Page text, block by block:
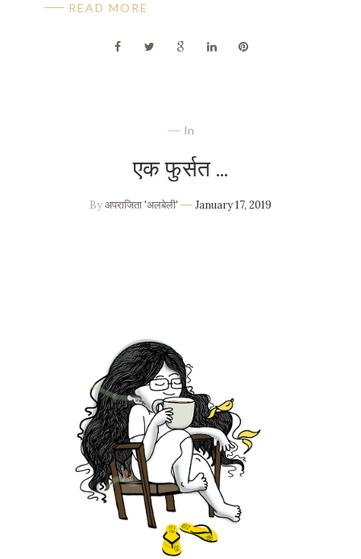
READ MORE
In
एक फुर्सत ...
Byअपराजिता 'अलबेली' January 17, 2019